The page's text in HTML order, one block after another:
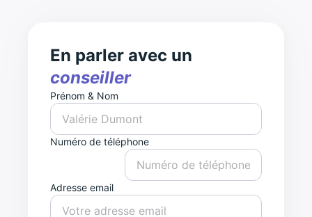
En parler avec un
conseiller
Prénom & Nom
Numéro de téléphone
Adresse email